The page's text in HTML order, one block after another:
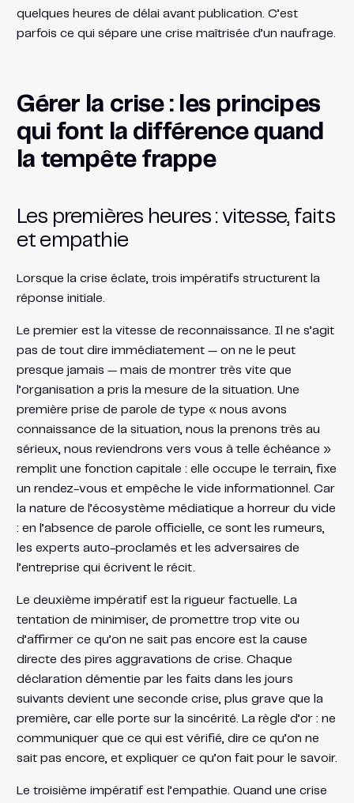
quelques heures de délai avant publication. C’est
parfois ce qui sépare une crise maîtrisée d’un naufrage.
Gérer la crise : les principes
qui font la différence quand
la tempête frappe
Les premières heures : vitesse, faits
et empathie
Lorsque la crise éclate, trois impératifs structurent la
réponse initiale.
Le premier est la vitesse de reconnaissance. Il ne s’agit
pas de tout dire immédiatement — on ne le peut
presque jamais — mais de montrer très vite que
l’organisation a pris la mesure de la situation. Une
première prise de parole de type « nous avons
connaissance de la situation, nous la prenons très au
sérieux, nous reviendrons vers vous à telle échéance »
remplit une fonction capitale : elle occupe le terrain, fixe
un rendez-vous et empêche le vide informationnel. Car
la nature de l’écosystème médiatique a horreur du vide
: en l’absence de parole officielle, ce sont les rumeurs,
les experts auto-proclamés et les adversaires de
l’entreprise qui écrivent le récit.
Le deuxième impératif est la rigueur factuelle. La
tentation de minimiser, de promettre trop vite ou
d’affirmer ce qu’on ne sait pas encore est la cause
directe des pires aggravations de crise. Chaque
déclaration démentie par les faits dans les jours
suivants devient une seconde crise, plus grave que la
première, car elle porte sur la sincérité. La règle d’or : ne
communiquer que ce qui est vérifié, dire ce qu’on ne
sait pas encore, et expliquer ce qu’on fait pour le savoir.
Le troisième impératif est l’empathie. Quand une crise